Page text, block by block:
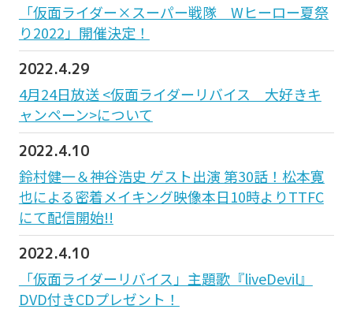
「仮面ライダー×スーパー戦隊 Wヒーロー夏祭
り2022」開催決定！
2022.4.29
4月24日放送 <仮面ライダーリバイス 大好きキ
ャンペーン>について
2022.4.10
鈴村健一＆神谷浩史 ゲスト出演 第30話！松本寛
也による密着メイキング映像本日10時よりTTFC
にて配信開始!!
2022.4.10
「仮面ライダーリバイス」主題歌『liveDevil』
DVD付きCDプレゼント！